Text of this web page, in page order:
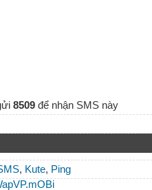
8509 để nhận SMS này
, Kute, Ping